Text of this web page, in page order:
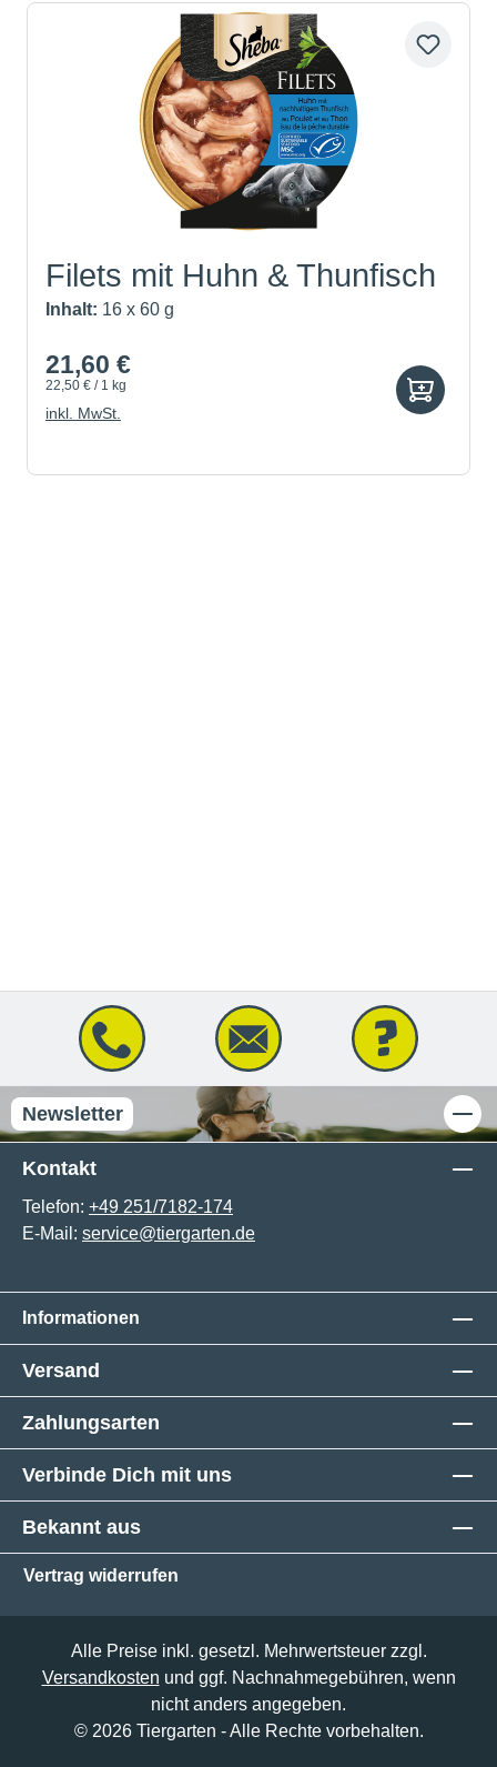
Filets mit Huhn & Thunfisch
Inhalt: 16 x 60 g
21,60 €
22,50 € / 1 kg
inkl. MwSt.
Newsletter
Kontakt
Telefon: +49 251/7182-174
E-Mail: service@tiergarten.de
Informationen
Versand
Zahlungsarten
Verbinde Dich mit uns
Bekannt aus
Vertrag widerrufen
Alle Preise inkl. gesetzl. Mehrwertsteuer zzgl.
Versandkosten und ggf. Nachnahmegebühren, wenn
nicht anders angegeben.
© 2026 Tiergarten - Alle Rechte vorbehalten.